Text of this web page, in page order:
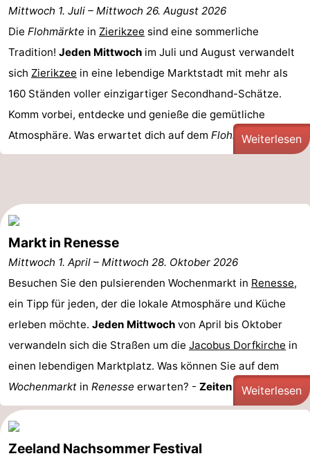
Parken
Reisebuchshop
Medizin
Adressen
Region
Südholland
-
Hollands
Noordwijk
-
Scheveningen
-
Haag
Rotterdam
-
Rockanje
Zeeland
Schouwen-
Mittwoch 1. Juli – Mittwoch 26. August 2026
Die Flohmärkte in Zierikzee sind eine sommerliche
Tradition! Jeden Mittwoch im Juli und August verwandelt
sich Zierikzee in eine lebendige Marktstadt mit mehr als
160 Ständen voller einzigartiger Secondhand-Schätze.
Komm vorbei, entdecke und genieße die gemütliche
Atmosphäre. Was erwartet dich auf dem Flohmarktin ...
Weiterlesen
Markt in Renesse
Mittwoch 1. April – Mittwoch 28. Oktober 2026
Besuchen Sie den pulsierenden Wochenmarkt in Renesse,
ein Tipp für jeden, der die lokale Atmosphäre und Küche
erleben möchte. Jeden Mittwoch von April bis Oktober
verwandeln sich die Straßen um die Jacobus Dorfkirche in
einen lebendigen Marktplatz. Was können Sie auf dem
Wochenmarkt in Renesse erwarten? - Zeiten und ...Weiterlesen
Zeeland Nachsommer Festival